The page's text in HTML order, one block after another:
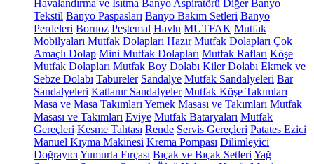
Havalandırma ve Isıtma Banyo Aspiratörü Diğer Banyo
Tekstil Banyo Paspasları Banyo Bakım Setleri Banyo
Perdeleri Bornoz Peştemal Havlu MUTFAK Mutfak
Mobilyaları Mutfak Dolapları Hazır Mutfak Dolapları Çok
Amaçlı Dolap Mini Mutfak Dolapları Mutfak Rafları Köşe
Mutfak Dolapları Mutfak Boy Dolabı Kiler Dolabı Ekmek ve
Sebze Dolabı Tabureler Sandalye Mutfak Sandalyeleri Bar
Sandalyeleri Katlanır Sandalyeler Mutfak Köşe Takımları
Masa ve Masa Takımları Yemek Masası ve Takımları Mutfak
Masası ve Takımları Eviye Mutfak Bataryaları Mutfak
Gereçleri Kesme Tahtası Rende Servis Gereçleri Patates Ezici
Manuel Kıyma Makinesi Krema Pompası Dilimleyici
Doğrayıcı Yumurta Fırçası Bıçak ve Bıçak Setleri Yağ